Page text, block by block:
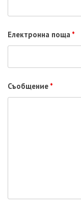
Електронна поща *
Съобщение *